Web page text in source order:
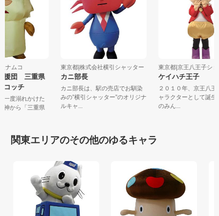
社ナムコ
応援団 三重県
コッチ
一度溺れかけた
神から「三重県
東京都|株式会社横引シャッター
カニ部長
カニ部長は、駅の売店でお馴染
みの”横引シャッター”のオリジナ
ルキャ...
東京都|京王八王子シ
ケイハチ王子
２０１０年、京王八
ャラクターとして誕
のみん...
関東エリアのその他のゆるキャラ